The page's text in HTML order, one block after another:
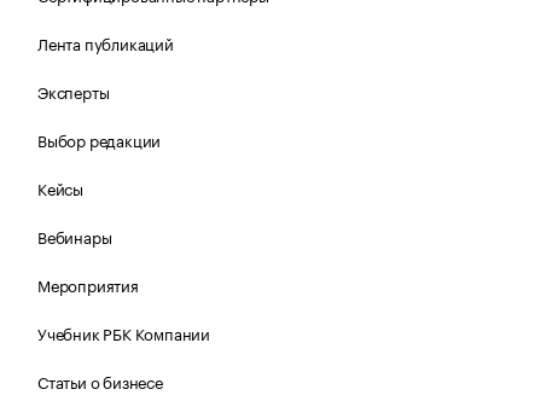
Лента публикаций
Эксперты
Выбор редакции
Кейсы
Вебинары
Мероприятия
Учебник РБК Компании
Статьи о бизнесе